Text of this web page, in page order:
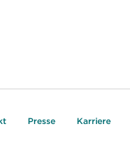
Presse Karriere